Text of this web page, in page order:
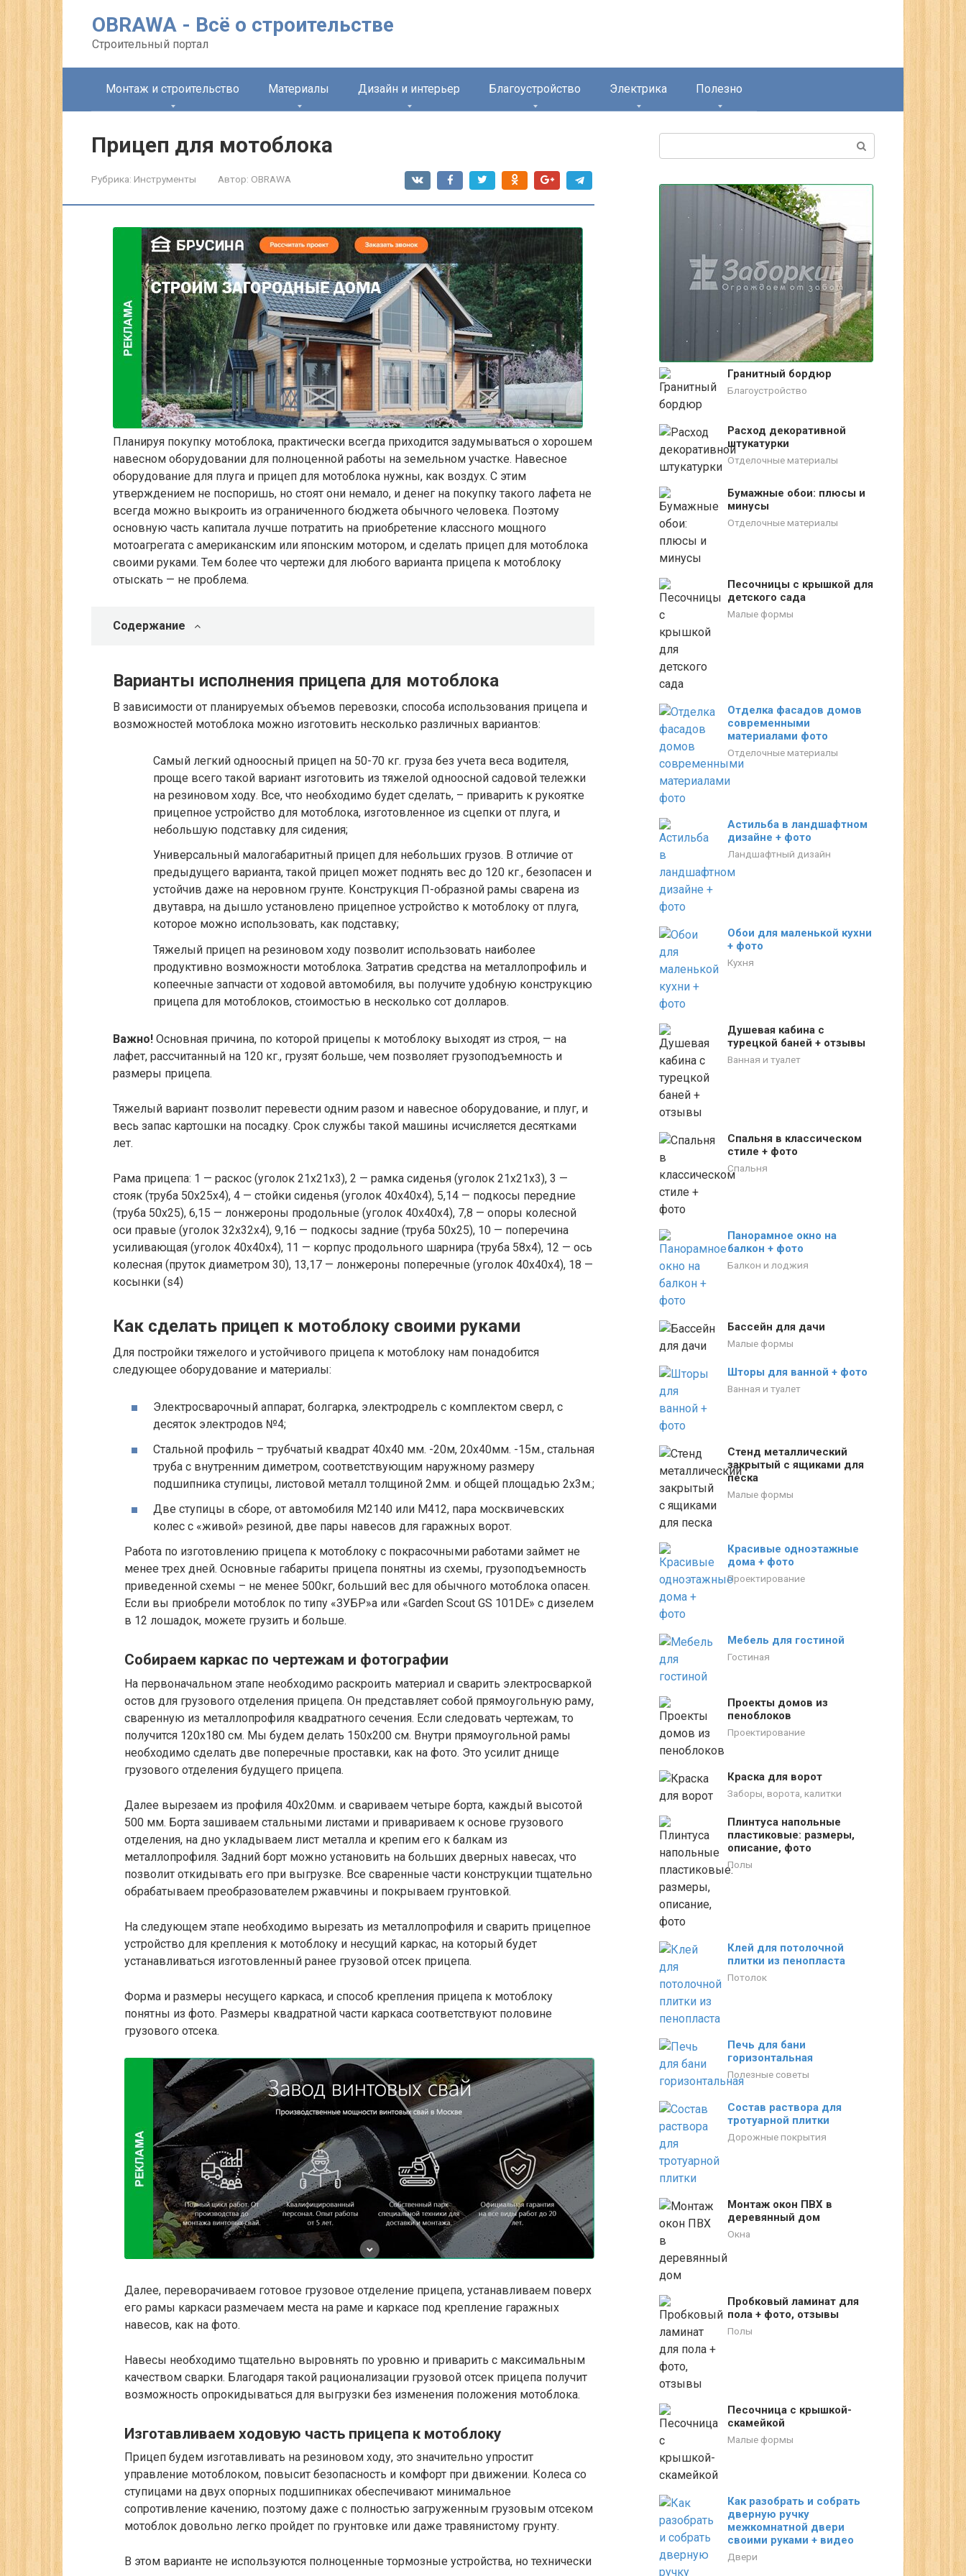
OBRAWA - Всё о строительстве
Строительный портал
Монтаж и строительство Материалы Дизайн и интерьер Благоустройство Электрика Полезно
Прицеп для мотоблока
Рубрика: Инструменты Автор: OBRAWA
Планируя покупку мотоблока, практически всегда приходится задумываться о хорошем
навесном оборудовании для полноценной работы на земельном участке. Навесное
оборудование для плуга и прицеп для мотоблока нужны, как воздух. С этим
утверждением не поспоришь, но стоят они немало, и денег на покупку такого лафета не
всегда можно выкроить из ограниченного бюджета обычного человека. Поэтому
основную часть капитала лучше потратить на приобретение классного мощного
мотоагрегата с американским или японским мотором, и сделать прицеп для мотоблока
своими руками. Тем более что чертежи для любого варианта прицепа к мотоблоку
отыскать — не проблема.
Содержание
Варианты исполнения прицепа для мотоблока
В зависимости от планируемых объемов перевозки, способа использования прицепа и
возможностей мотоблока можно изготовить несколько различных вариантов:
Самый легкий одноосный прицеп на 50-70 кг. груза без учета веса водителя,
проще всего такой вариант изготовить из тяжелой одноосной садовой тележки
на резиновом ходу. Все, что необходимо будет сделать, – приварить к рукоятке
прицепное устройство для мотоблока, изготовленное из сцепки от плуга, и
небольшую подставку для сидения;
Универсальный малогабаритный прицеп для небольших грузов. В отличие от
предыдущего варианта, такой прицеп может поднять вес до 120 кг., безопасен и
устойчив даже на неровном грунте. Конструкция П-образной рамы сварена из
двутавра, на дышло установлено прицепное устройство к мотоблоку от плуга,
которое можно использовать, как подставку;
Тяжелый прицеп на резиновом ходу позволит использовать наиболее
продуктивно возможности мотоблока. Затратив средства на металлопрофиль и
копеечные запчасти от ходовой автомобиля, вы получите удобную конструкцию
прицепа для мотоблоков, стоимостью в несколько сот долларов.
Важно! Основная причина, по которой прицепы к мотоблоку выходят из строя, — на
лафет, рассчитанный на 120 кг., грузят больше, чем позволяет грузоподъемность и
размеры прицепа.
Тяжелый вариант позволит перевести одним разом и навесное оборудование, и плуг, и
весь запас картошки на посадку. Срок службы такой машины исчисляется десятками
лет.
Рама прицепа: 1 — раскос (уголок 21х21х3), 2 — рамка сиденья (уголок 21х21х3), 3 —
стояк (труба 50х25х4), 4 — стойки сиденья (уголок 40х40х4), 5,14 — подкосы передние
(труба 50х25), 6,15 — лонжероны продольные (уголок 40х40х4), 7,8 — опоры колесной
оси правые (уголок 32х32х4), 9,16 — подкосы задние (труба 50х25), 10 — поперечина
усиливающая (уголок 40х40х4), 11 — корпус продольного шарнира (труба 58х4), 12 — ось
колесная (пруток диаметром 30), 13,17 — лонжероны поперечные (уголок 40х40х4), 18 —
косынки (s4)
Как сделать прицеп к мотоблоку своими руками
Для постройки тяжелого и устойчивого прицепа к мотоблоку нам понадобится
следующее оборудование и материалы:
Электросварочный аппарат, болгарка, электродрель с комплектом сверл, с
десяток электродов №4;
Стальной профиль – трубчатый квадрат 40х40 мм. -20м, 20х40мм. -15м., стальная
труба с внутренним диметром, соответствующим наружному размеру
подшипника ступицы, листовой металл толщиной 2мм. и общей площадью 2х3м.;
Две ступицы в сборе, от автомобиля М2140 или М412, пара москвичевских
колес с «живой» резиной, две пары навесов для гаражных ворот.
Работа по изготовлению прицепа к мотоблоку с покрасочными работами займет не
менее трех дней. Основные габариты прицепа понятны из схемы, грузоподъемность
приведенной схемы – не менее 500кг, больший вес для обычного мотоблока опасен.
Если вы приобрели мотоблок по типу «ЗУБР»а или «Garden Scout GS 101DE» с дизелем
в 12 лошадок, можете грузить и больше.
Собираем каркас по чертежам и фотографии
На первоначальном этапе необходимо раскроить материал и сварить электросваркой
остов для грузового отделения прицепа. Он представляет собой прямоугольную раму,
сваренную из металлопрофиля квадратного сечения. Если следовать чертежам, то
получится 120х180 см. Мы будем делать 150х200 см. Внутри прямоугольной рамы
необходимо сделать две поперечные проставки, как на фото. Это усилит днище
грузового отделения будущего прицепа.
Далее вырезаем из профиля 40х20мм. и свариваем четыре борта, каждый высотой
500 мм. Борта зашиваем стальными листами и привариваем к основе грузового
отделения, на дно укладываем лист металла и крепим его к балкам из
металлопрофиля. Задний борт можно установить на больших дверных навесах, что
позволит откидывать его при выгрузке. Все сваренные части конструкции тщательно
обрабатываем преобразователем ржавчины и покрываем грунтовкой.
На следующем этапе необходимо вырезать из металлопрофиля и сварить прицепное
устройство для крепления к мотоблоку и несущий каркас, на который будет
устанавливаться изготовленный ранее грузовой отсек прицепа.
Форма и размеры несущего каркаса, и способ крепления прицепа к мотоблоку
понятны из фото. Размеры квадратной части каркаса соответствуют половине
грузового отсека.
Далее, переворачиваем готовое грузовое отделение прицепа, устанавливаем поверх
его рамы каркаси размечаем места на раме и каркасе под крепление гаражных
навесов, как на фото.
Навесы необходимо тщательно выровнять по уровню и приварить с максимальным
качеством сварки. Благодаря такой рационализации грузовой отсек прицепа получит
возможность опрокидываться для выгрузки без изменения положения мотоблока.
Изготавливаем ходовую часть прицепа к мотоблоку
Прицеп будем изготавливать на резиновом ходу, это значительно упростит
управление мотоблоком, повысит безопасность и комфорт при движении. Колеса со
ступицами на двух опорных подшипниках обеспечивают минимальное
сопротивление качению, поэтому даже с полностью загруженным грузовым отсеком
мотоблок довольно легко пройдет по грунтовке или даже травянистому грунту.
В этом варианте не используются полноценные тормозные устройства, но технически
Гранитный бордюр
Благоустройство
Расход декоративной
штукатурки
Отделочные материалы
Бумажные обои: плюсы и
минусы
Отделочные материалы
Песочницы с крышкой для
детского сада
Малые формы
Отделка фасадов домов
современными
материалами фото
Отделочные материалы
Астильба в ландшафтном
дизайне + фото
Ландшафтный дизайн
Обои для маленькой кухни
+ фото
Кухня
Душевая кабина с
турецкой баней + отзывы
Ванная и туалет
Спальня в классическом
стиле + фото
Спальня
Панорамное окно на
балкон + фото
Балкон и лоджия
Бассейн для дачи
Малые формы
Шторы для ванной + фото
Ванная и туалет
Стенд металлический
закрытый с ящиками для
песка
Малые формы
Красивые одноэтажные
дома + фото
Проектирование
Мебель для гостиной
Гостиная
Проекты домов из
пеноблоков
Проектирование
Краска для ворот
Заборы, ворота, калитки
Плинтуса напольные
пластиковые: размеры,
описание, фото
Полы
Клей для потолочной
плитки из пенопласта
Потолок
Печь для бани
горизонтальная
Полезные советы
Состав раствора для
тротуарной плитки
Дорожные покрытия
Монтаж окон ПВХ в
деревянный дом
Окна
Пробковый ламинат для
пола + фото, отзывы
Полы
Песочница с крышкой-
скамейкой
Малые формы
Как разобрать и собрать
дверную ручку
межкомнатной двери
своими руками + видео
Двери